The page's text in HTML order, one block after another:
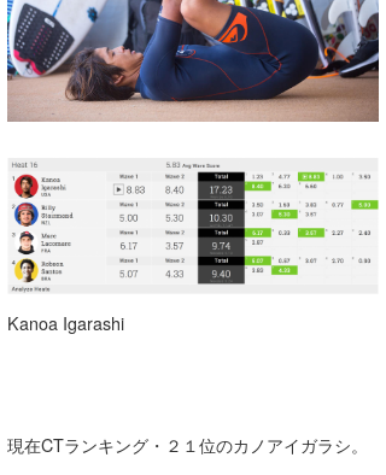
Kanoa Igarashi
現在CTランキング・２１位のカノアイガラシ。
KOBU
KY
MIN
OYZ
S.K
Soulman